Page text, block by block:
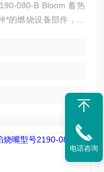
080-B Bloom 蓄热
的燃烧设备部件，具
电话咨询